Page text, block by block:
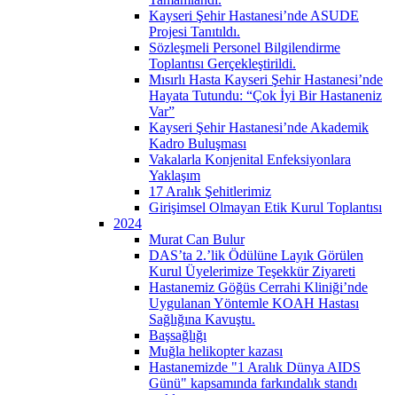
Kayseri Şehir Hastanesi’nde ASUDE
Projesi Tanıtıldı.
Sözleşmeli Personel Bilgilendirme
Toplantısı Gerçekleştirildi.
Mısırlı Hasta Kayseri Şehir Hastanesi’nde
Hayata Tutundu: “Çok İyi Bir Hastaneniz
Var”
Kayseri Şehir Hastanesi’nde Akademik
Kadro Buluşması
Vakalarla Konjenital Enfeksiyonlara
Yaklaşım
17 Aralık Şehitlerimiz
Girişimsel Olmayan Etik Kurul Toplantısı
2024
Murat Can Bulur
DAS’ta 2.’lik Ödülüne Layık Görülen
Kurul Üyelerimize Teşekkür Ziyareti
Hastanemiz Göğüs Cerrahi Kliniği’nde
Uygulanan Yöntemle KOAH Hastası
Sağlığına Kavuştu.
Başsağlığı
Muğla helikopter kazası
Hastanemizde "1 Aralık Dünya AIDS
Günü" kapsamında farkındalık standı